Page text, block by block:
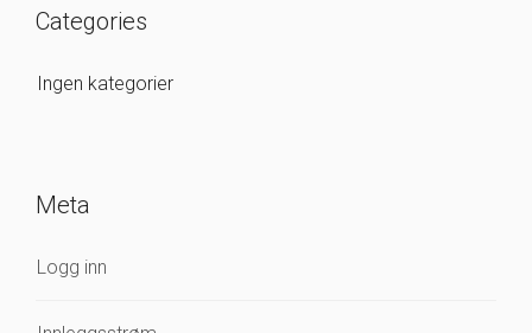
Categories
Ingen kategorier
Meta
Logg inn